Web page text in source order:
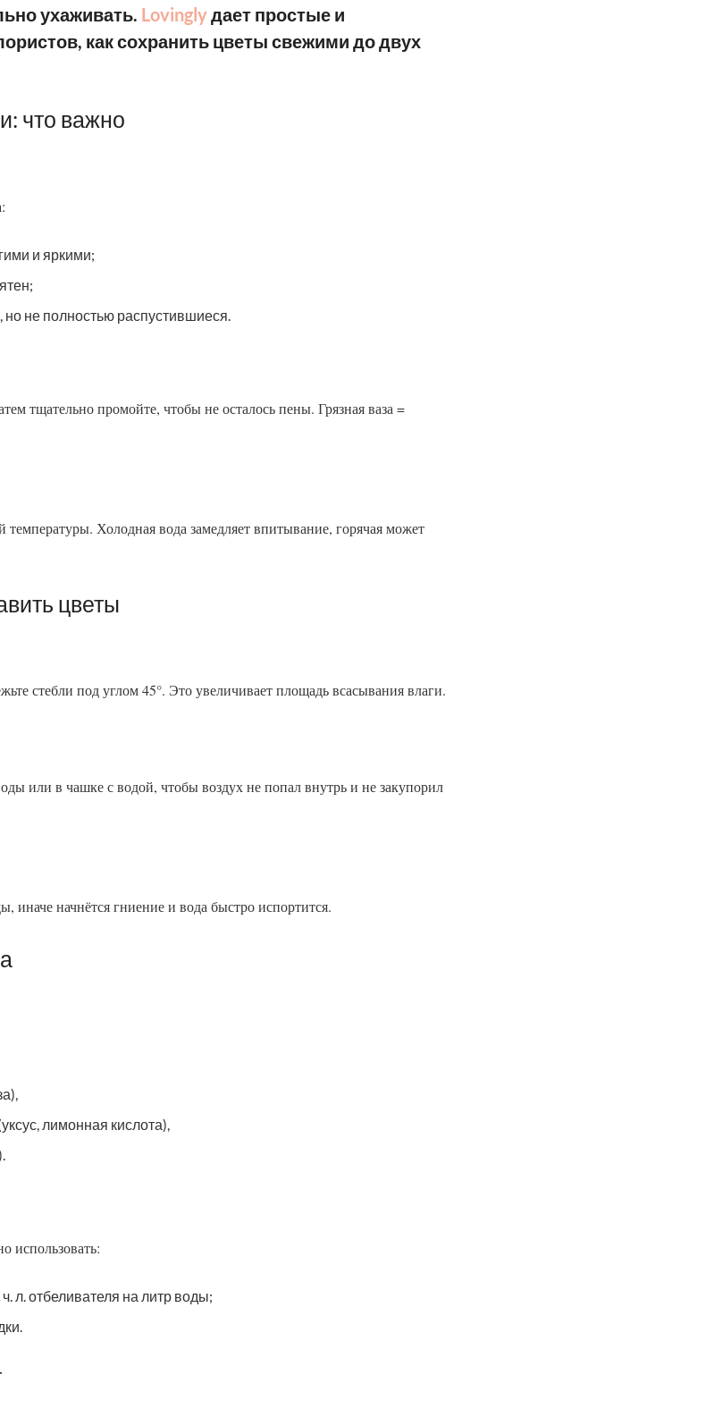
ухаживать. Lovinglyдает простые и
как сохранить цветы свежими до двух
что важно
и яркими;
не полностью распустившиеся.
тщательно промойте, чтобы не осталось пены. Грязная ваза =
Холодная вода замедляет впитывание, горячая может
цветы
стебли под углом 45°. Это увеличивает площадь всасывания влаги.
или в чашке с водой, чтобы воздух не попал внутрь и не закупорил
иначе начнётся гниение и вода быстро испортится.
лимонная кислота),
использовать:
ч. л. отбеливателя на литр воды;